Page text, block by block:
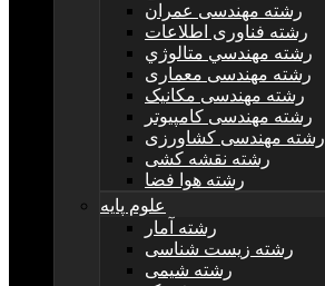
رشته مهندسی عمران
رشته فناوری اطلاعات
رشته مهندسي متالوژي
رشته مهندسی معماری
رشته مهندسی مکانیک
رشته مهندسی کامپیوتر
رشته مهندسی کشاورزی
رشته نقشه کشی
رشته هوا فضا
علوم پایه
رشته آمار
رشته زیست شناسی
رشته شیمی